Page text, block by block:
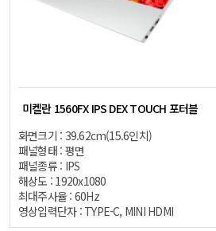
미켈란 1560FX IPS DEX TOUCH 포터블
화면크기 : 39.62cm(15.6인치)
패널형태 : 평면
패널종류 : IPS
해상도 : 1920x1080
최대주사율 : 60Hz
영상입력단자 : TYPE-C, MINI HDMI